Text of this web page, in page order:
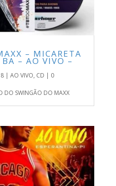
– MICARETA
– AO VIVO –
| AO VIVO, CD | 0
DO SWINGÃO DO MAXX